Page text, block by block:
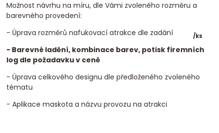
/ks
Možnost návrhu na míru, dle Vámi zvoleného rozměru a
barevného provedení:
- Úprava rozměrů nafukovací atrakce dle zadání
- Barevné ladění, kombinace barev, potisk firemních
log dle požadavku v ceně
- Úprava celkového designu dle předloženého zvoleného
tématu
- Aplikace maskota a názvu provozu na atrakci